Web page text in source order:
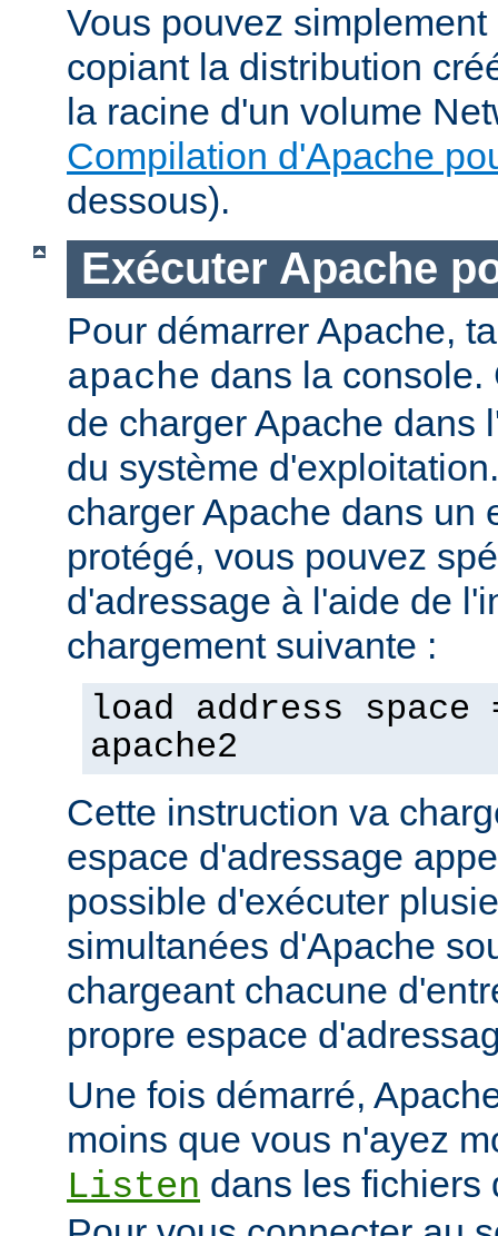
Vous pouvez
copiant la distribution
la racine d'un volume
Compilation d'Apache
dessous).
Exécuter Apache
Pour démarrer Apache,
apache dans la console.
de charger Apache dans
du système
charger Apache dans un
protégé, vous pouvez
d'adressage à l'aide de
chargement suivante :
load address space
apache2
Cette instruction va
espace d'adressage
possible d'exécuter
simultanées d'Apache
chargeant chacune
propre espace
Une fois démarré,
moins que vous n'ayez
Listen dans les fichiers